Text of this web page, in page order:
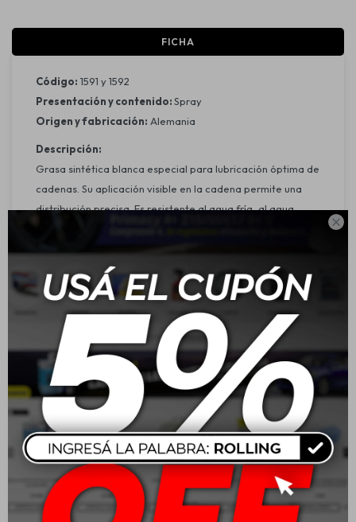

FICHA
Código: 1591 y 1592
Presentación y contenido:Spray
Origen y fabricación: Alemania
Descripción:
Grasa sintética blanca especial para lubricación óptima de
cadenas. Su aplicación visible en la cadena permite una
distribución precisa. Es resistente al agua fría, al agua
alargamiento de las cadenas y aumenta su vida útil, con
buena capacidad de penetración y protección
Características:
Excelente capacidad de fluencia.
Resistencia al agua fría, al agua caliente y a las
salpicaduras de agua.
Excelente protección anticorrosiva.
Excelente capacidad adhesiva.
Reduce la fricción y el desgaste.
Resistente a las fuerzas centrífugas.
Máxima capacidad de absorción de presión.
Disminuye el alargamiento de cadenas.